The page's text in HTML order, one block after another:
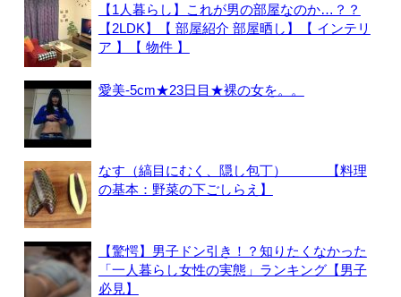
【1人暮らし】これが男の部屋なのか…？？
【2LDK】【 部屋紹介 部屋晒し】【 インテリ
ア 】【 物件 】
愛美-5cm★23日目★裸の女を。。
なす（縞目にむく、隠し包丁） 【料理
の基本：野菜の下ごしらえ】
【驚愕】男子ドン引き！？知りたくなかった
「一人暮らし女性の実態」ランキング【男子
必見】